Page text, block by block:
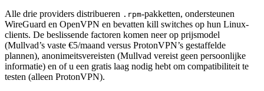
Alle drie providers distribueren .rpm-pakketten, ondersteunen
WireGuard en OpenVPN en bevatten kill switches op hun Linux-
clients. De beslissende factoren komen neer op prijsmodel
(Mullvad’s vaste €5/maand versus ProtonVPN’s gestaffelde
plannen), anonimeitsvereisten (Mullvad vereist geen persoonlijke
informatie) en of u een gratis laag nodig hebt om compatibiliteit te
testen (alleen ProtonVPN).